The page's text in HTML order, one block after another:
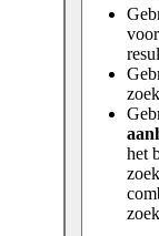
het